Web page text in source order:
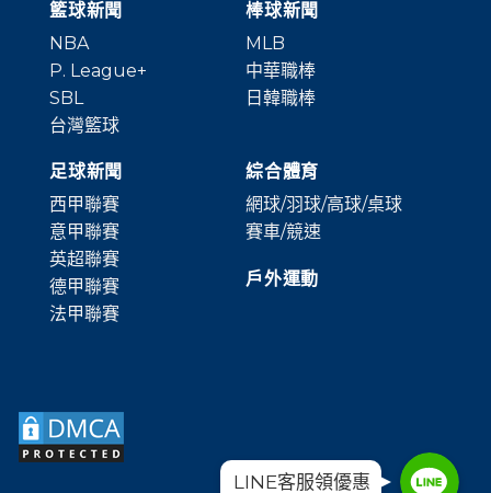
籃球新聞
NBA
P. League+
SBL
台灣籃球
棒球新聞
MLB
中華職棒
日韓職棒
足球新聞
西甲聯賽
意甲聯賽
英超聯賽
德甲聯賽
法甲聯賽
綜合體育
網球/羽球/高球/桌球
賽車/競速
戶外運動
Line
Line
Line
LINE客服領優惠